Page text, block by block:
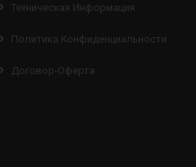
Техническая Информация
Политика Конфиденциальности
Договор-Оферта